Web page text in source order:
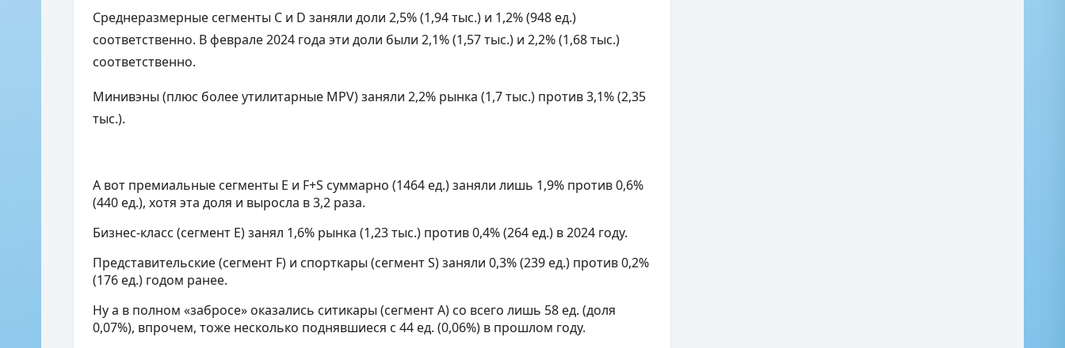
Среднеразмерные сегменты С и D заняли доли 2,5% (1,94 тыс.) и 1,2% (948 ед.)
соответственно. В феврале 2024 года эти доли были 2,1% (1,57 тыс.) и 2,2% (1,68 тыс.)
соответственно.
Минивэны (плюс более утилитарные MPV) заняли 2,2% рынка (1,7 тыс.) против 3,1% (2,35
тыс.).
А вот премиальные сегменты E и F+S суммарно (1464 ед.) заняли лишь 1,9% против 0,6%
(440 ед.), хотя эта доля и выросла в 3,2 раза.
Бизнес-класс (сегмент Е) занял 1,6% рынка (1,23 тыс.) против 0,4% (264 ед.) в 2024 году.
Представительские (сегмент F) и спорткары (сегмент S) заняли 0,3% (239 ед.) против 0,2%
(176 ед.) годом ранее.
Ну а в полном «забросе» оказались ситикары (сегмент А) со всего лишь 58 ед. (доля
0,07%), впрочем, тоже несколько поднявшиеся с 44 ед. (0,06%) в прошлом году.